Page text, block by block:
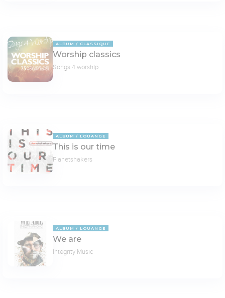
ALBUM CLASSIQUE
Worship classics
Songs 4 worship
ALBUM LOUANGE
This is our time
Planetshakers
ALBUM LOUANGE
We are
Integrity Music